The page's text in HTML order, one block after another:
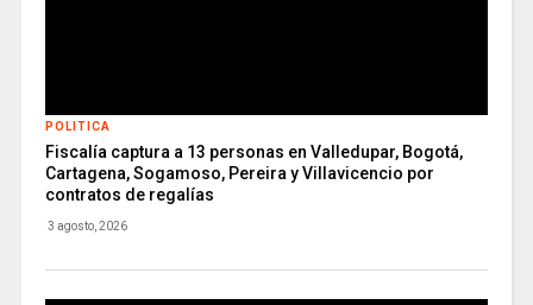
POLITICA
Fiscalía captura a 13 personas en Valledupar, Bogotá,
Cartagena, Sogamoso, Pereira y Villavicencio por
contratos de regalías
3 agosto, 2026